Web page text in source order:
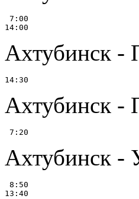
7:00
Ахтубинск -
Ахтубинск -
Ахтубинск -
8:50
13:40